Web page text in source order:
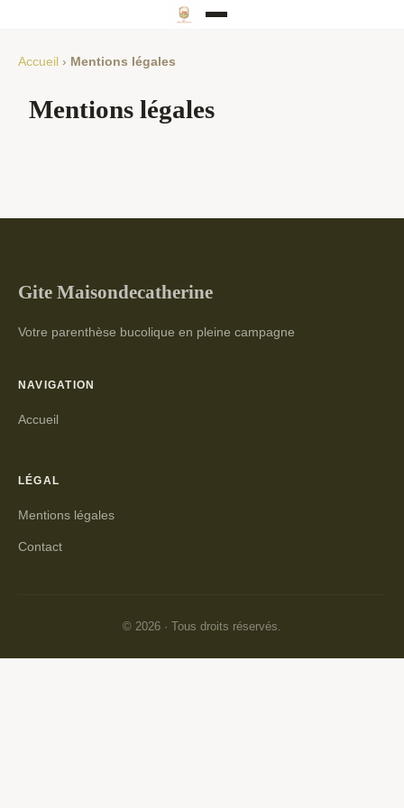
Accueil › Mentions légales
Mentions légales
Gite Maisondecatherine
Votre parenthèse bucolique en pleine campagne
NAVIGATION
Accueil
LÉGAL
Mentions légales
Contact
© 2026 · Tous droits réservés.